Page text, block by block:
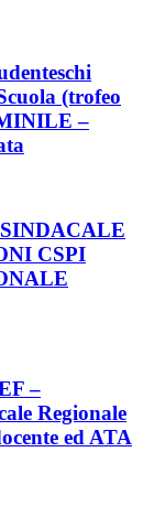
(trofeo
–
CSPI
–
Regionale
ed ATA